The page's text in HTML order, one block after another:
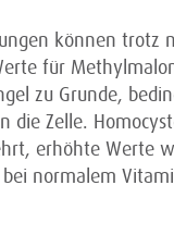
können trotz
für
zu Grunde,
die Zelle.
erhöhte Werte
normalem